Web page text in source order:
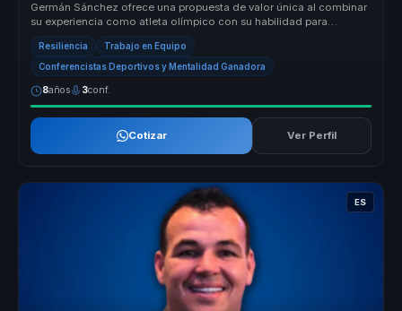
Germán Sánchez ofrece una propuesta de valor única al combinar
su experiencia como atleta olímpico con su habilidad para
comunicar y moti...
Resiliencia Trabajo en Equipo
Conferencistas Deportivos y Mentalidad Ganadora
8años 3conf.
Cotizar Ver Perfil
ES